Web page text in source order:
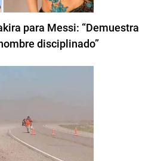
para Messi: “Demuestra
disciplinado”